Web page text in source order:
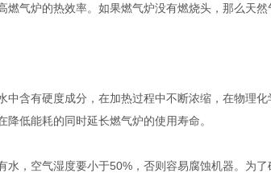
气炉的热效率。如果燃气炉没有燃烧头，那么天
含有硬度成分，在加热过程中不断浓缩，在物理
低能耗的同时延长燃气炉的使用寿命。
，空气湿度要小于50%，否则容易腐蚀机器。为